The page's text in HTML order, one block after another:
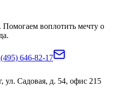
воплотить мечту о
646-82-17
ул. Садовая, д. 54, офис 215